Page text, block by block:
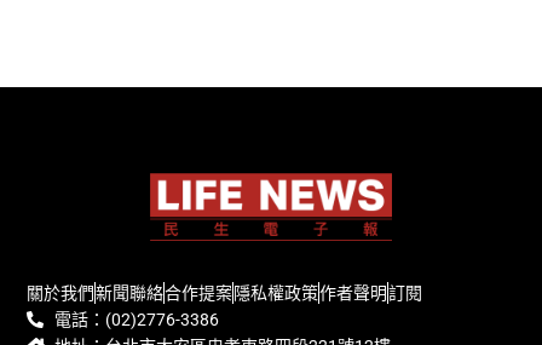
關於我們新聞聯絡合作提案隱私權政策作者聲明訂閱
電話：(02)2776-3386